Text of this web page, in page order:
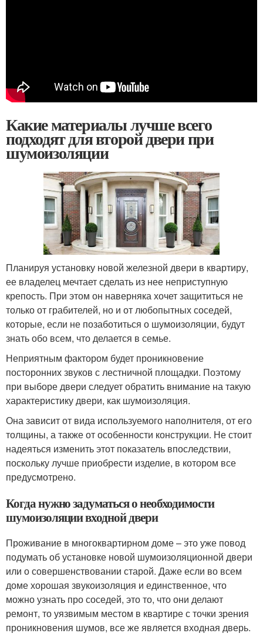
Какие материалы лучше всего
подходят для второй двери при
шумоизоляции
Планируя установку новой железной двери в квартиру,
ее владелец мечтает сделать из нее неприступную
крепость. При этом он наверняка хочет защититься не
только от грабителей, но и от любопытных соседей,
которые, если не позаботиться о шумоизоляции, будут
знать обо всем, что делается в семье.
Неприятным фактором будет проникновение
посторонних звуков с лестничной площадки. Поэтому
при выборе двери следует обратить внимание на такую
характеристику двери, как шумоизоляция.
Она зависит от вида используемого наполнителя, от его
толщины, а также от особенности конструкции. Не стоит
надеяться изменить этот показатель впоследствии,
поскольку лучше приобрести изделие, в котором все
предусмотрено.
Когда нужно задуматься о необходимости
шумоизоляции входной двери
Проживание в многоквартирном доме – это уже повод
подумать об установке новой шумоизоляционной двери
или о совершенствовании старой. Даже если во всем
доме хорошая звукоизоляция и единственное, что
можно узнать про соседей, это то, что они делают
ремонт, то уязвимым местом в квартире с точки зрения
проникновения шумов, все же является входная дверь.